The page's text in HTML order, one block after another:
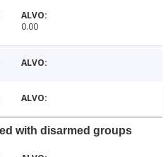
0.00
with disarmed groups